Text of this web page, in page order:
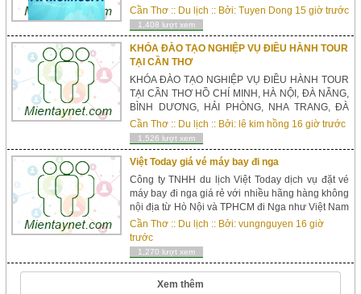
trong dãy núi Alps, nơi đó là thiên đàng trượt tuyết
& đi dạo đường dài thu hút đông...
Cần Thơ :: Du lịch :: Bởi:Tuyen Dong 15 giờ trước
1,408 lượt xem
KHÓA ĐÀO TẠO NGHIỆP VỤ ĐIỀU HÀNH TOUR
TẠI CẦN THƠ
KHÓA ĐÀO TẠO NGHIỆP VỤ ĐIỀU HÀNH TOUR
TẠI CẦN THƠ HỒ CHÍ MINH, HÀ NỘI, ĐÀ NẴNG,
BÌNH DƯƠNG, HẢI PHÒNG, NHA TRANG, ĐÀ
NẴNG, ĐÀ LẠT, BÌNH THẠNH Xem chi tiết khóa
học: Điều Hành Tour Khóa...
Cần Thơ :: Du lịch :: Bởi: lê kim hồng 16 giờ trước
1,526 lượt xem
Việt Today giá vé máy bay đi nga
Công ty TNHH du lịch Việt Today dịch vụ đặt vé
máy bay đi nga giá rẻ với nhiều hãng hàng không
nội địa từ Hò Nội và TPHCM đi Nga như Việt Nam
Airline, Aeroflot, Vietjet, jetstar và nhiều hãng
hàng không châu á và...
Cần Thơ :: Du lịch :: Bởi:vungnguyen 16 giờ
trước
1,270 lượt xem
Xem thêm